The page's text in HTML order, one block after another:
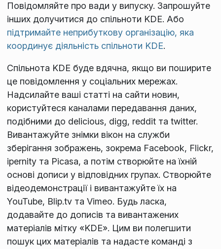
Повідомляйте про вади у випуску. Запрошуйте
інших долучитися до спільноти KDE. Або
підтримайте неприбуткову організацію, яка
координує діяльність спільноти KDE.
Спільнота KDE буде вдячна, якщо ви поширите
це повідомлення у соціальних мережах.
Надсилайте ваші статті на сайти новин,
користуйтеся каналами передавання даних,
подібними до delicious, digg, reddit та twitter.
Вивантажуйте знімки вікон на служби
зберігання зображень, зокрема Facebook, Flickr,
ipernity та Picasa, а потім створюйте на їхній
основі дописи у відповідних групах. Створюйте
відеодемонстрації і вивантажуйте їх на
YouTube, Blip.tv та Vimeo. Будь ласка,
додавайте до дописів та вивантажених
матеріалів мітку «KDE». Цим ви полегшити
пошук цих матеріалів та надасте команді з